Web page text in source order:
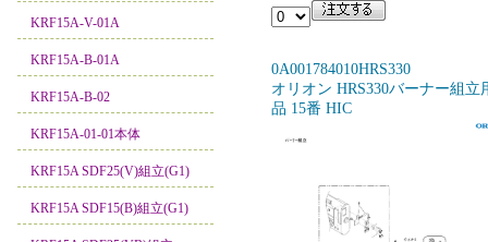
KRF15A-V-01A
KRF15A-B-01A
KRF15A-B-02
KRF15A-01-01本体
KRF15A SDF25(V)組立(G1)
KRF15A SDF15(B)組立(G1)
0A001784010HRS330
オリオン HRS330バーナー組立
品 15番 HIC